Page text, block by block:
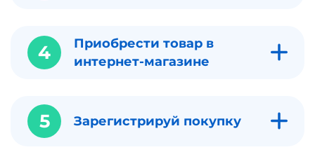
4
Приобрести товар в
интернет-магазине
5 Зарегистрируй покупку